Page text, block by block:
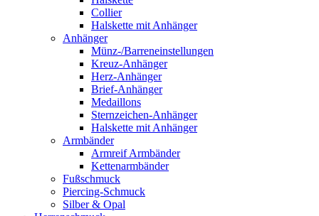
Collier
Halskette mit Anhänger
Anhänger
Münz-/Barreneinstellungen
Kreuz-Anhänger
Herz-Anhänger
Brief-Anhänger
Medaillons
Sternzeichen-Anhänger
Halskette mit Anhänger
Armbänder
Armreif Armbänder
Kettenarmbänder
Fußschmuck
Piercing-Schmuck
Silber & Opal